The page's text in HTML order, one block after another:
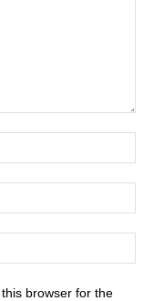
browser for the